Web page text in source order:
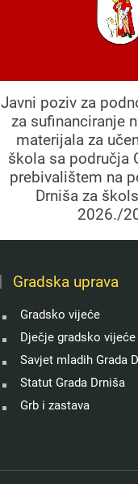
Javni poziv za
za sufinanciranje
materijala za
škola sa područja
prebivalištem na
Drniša za
2026./
Gradska uprava
Gradsko vijeće
Dječje gradsko vijeće
Savjet mladih Grada
Statut Grada Drniša
Grb i zastava